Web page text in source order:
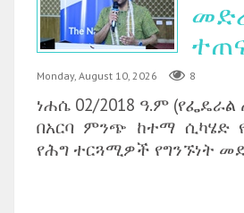
Monday, August 10, 2026 8
ነሐሴ 02/2018 ዓ.ም
‎በአርባ ምንጭ ከተማ ሲካሄድ
የሕግ ተርጓሚዎች የግንኙነት